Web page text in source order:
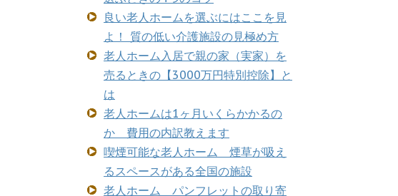
良い老人ホームを選ぶにはここを見
よ！ 質の低い介護施設の見極め方
老人ホーム入居で親の家（実家）を
売るときの【3000万円特別控除】と
は
老人ホームは1ヶ月いくらかかるの
か 費用の内訳教えます
喫煙可能な老人ホーム 煙草が吸え
るスペースがある全国の施設
老人ホーム パンフレットの取り寄